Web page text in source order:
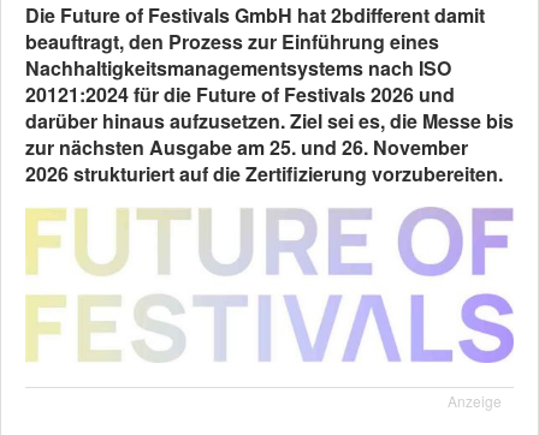
Die Future of Festivals GmbH hat 2bdifferent damit
beauftragt, den Prozess zur Einführung eines
Nachhaltigkeitsmanagementsystems nach ISO
20121:2024 für die Future of Festivals 2026 und
darüber hinaus aufzusetzen. Ziel sei es, die Messe bis
zur nächsten Ausgabe am 25. und 26. November
2026 strukturiert auf die Zertifizierung vorzubereiten.
Anzeige